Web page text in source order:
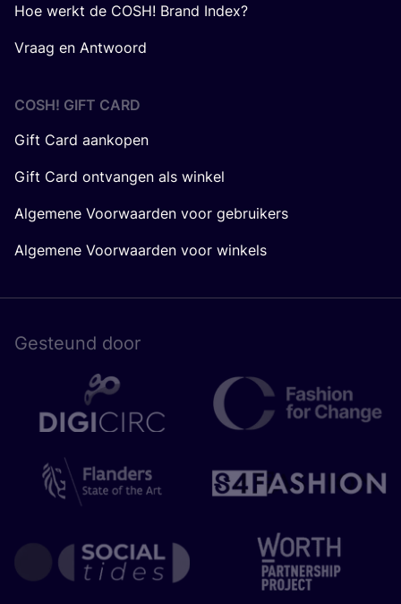
Hoe werkt de COSH! Brand Index?
Vraag en Antwoord
COSH! GIFT CARD
Gift Card aankopen
Gift Card ontvangen als winkel
Algemene Voorwaarden voor gebruikers
Algemene Voorwaarden voor winkels
Gesteund door